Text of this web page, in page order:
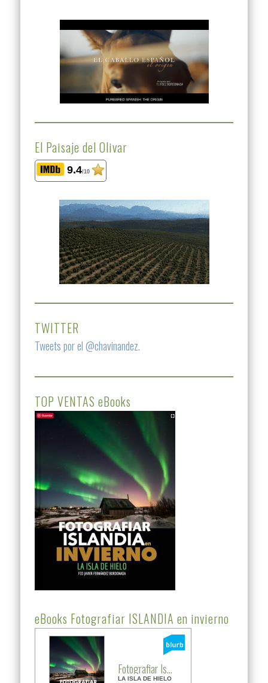
El Paisaje del Olivar
9.4/10
TWITTER
Tweets por el @chavinandez.
TOP VENTAS eBooks
eBooks Fotografiar ISLANDIA en invierno
Fotografiar Is...
LA ISLA DE HIELO